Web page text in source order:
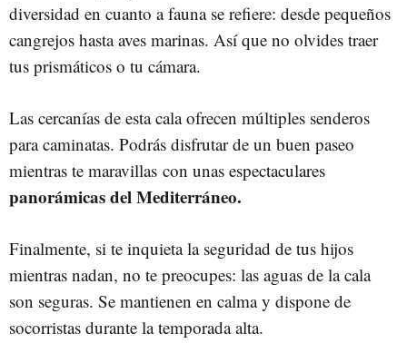
diversidad en cuanto a fauna se refiere: desde pequeños
cangrejos hasta aves marinas. Así que no olvides traer
tus prismáticos o tu cámara.
Las cercanías de esta cala ofrecen múltiples senderos
para caminatas. Podrás disfrutar de un buen paseo
mientras te maravillas con unas espectaculares
panorámicas del Mediterráneo.
Finalmente, si te inquieta la seguridad de tus hijos
mientras nadan, no te preocupes: las aguas de la cala
son seguras. Se mantienen en calma y dispone de
socorristas durante la temporada alta.